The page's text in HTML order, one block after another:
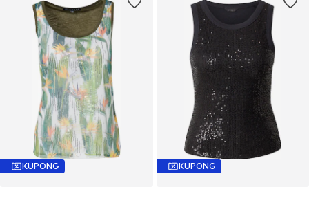
KUPONG KUPONG